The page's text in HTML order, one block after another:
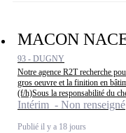
MACON
93 - DUGNY
Notre agence R2T recherche
gros oeuvre et la finition en
(f/h)Sous la responsabilité du
Intérim - Non renseigné
Publié il y a 18 jours